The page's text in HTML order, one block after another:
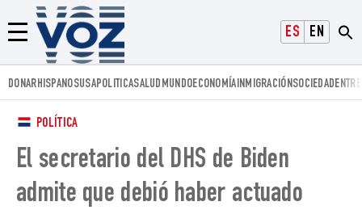
ESPAÑOLENGLISH
Menú
Voz.us
DONARHISPANOSUSAPOLITICASALUD MUNDOECONOMÍAINMIGRACIÓNSOCIEDAD
POLÍTICA
El secretario del DHS de Biden
admite que debió haber actuado